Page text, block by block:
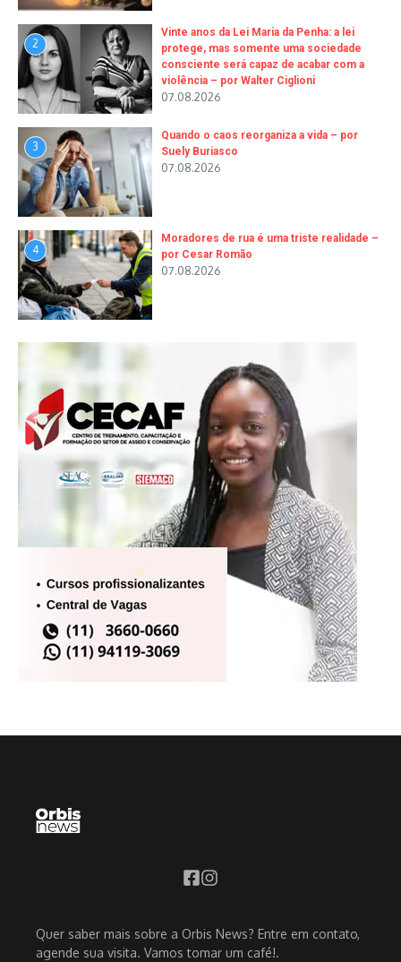
2
Vinte anos da Lei Maria da Penha: a lei
protege, mas somente uma sociedade
consciente será capaz de acabar com a
violência – por Walter Ciglioni
07.08.2026
3
Quando o caos reorganiza a vida – por
Suely Buriasco
07.08.2026
4
Moradores de rua é uma triste realidade –
por Cesar Romão
07.08.2026
Quer saber mais sobre a Orbis News? Entre em contato,
agende sua visita. Vamos tomar um café!.